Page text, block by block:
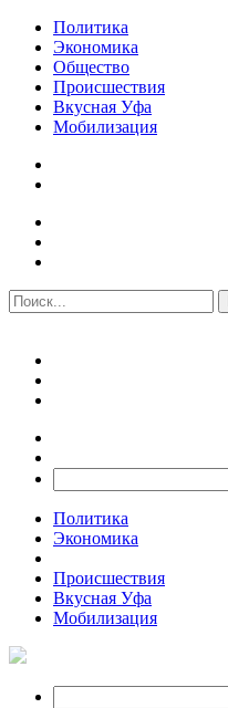
Политика
Экономика
Общество
Происшествия
Вкусная Уфа
Мобилизация
Политика
Экономика
Происшествия
Вкусная Уфа
Мобилизация